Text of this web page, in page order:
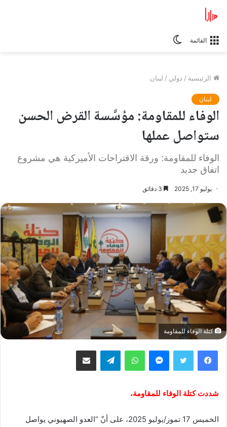
القائمة
الرئيسية / دولي / لبنان
لبنان
الوفاء للمقاومة: مؤسَّسة القرض الحسن
ستواصل عملها
الوفاء للمقاومة: ورقة الاقتراحات الأميركية هي مشروع
اتفاق جديد
يوليو 17, 2025
كتلة الوفاء للمقاومة
فيسبوك تويتر ماسنجر واتساب تيلقرام مشاركة عبر البريد
شددت كتلة الوفاء للمقاومة،
الخميس 17 تموز/يوليو 2025، على أنّ “العدو الصهيوني يواصل